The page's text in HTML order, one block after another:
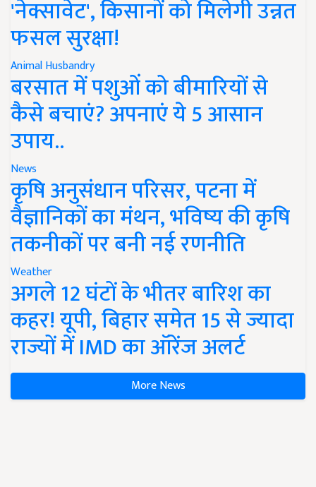
'नेक्सावेट', किसानों को मिलेगी उन्नत
फसल सुरक्षा!
Animal Husbandry
बरसात में पशुओं को बीमारियों से
कैसे बचाएं? अपनाएं ये 5 आसान
उपाय..
News
कृषि अनुसंधान परिसर, पटना में
वैज्ञानिकों का मंथन, भविष्य की कृषि
तकनीकों पर बनी नई रणनीति
Weather
अगले 12 घंटों के भीतर बारिश का
कहर! यूपी, बिहार समेत 15 से ज्यादा
राज्यों में IMD का ऑरेंज अलर्ट
More News